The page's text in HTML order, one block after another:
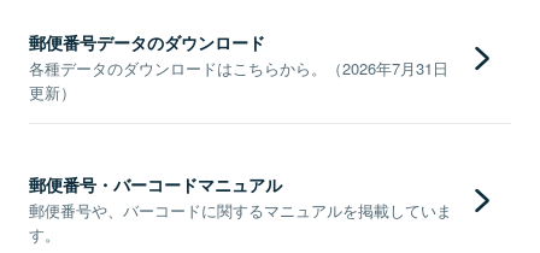
郵便番号データのダウンロード
各種データのダウンロードはこちらから。（2026年7月31日
更新）
郵便番号・バーコードマニュアル
郵便番号や、バーコードに関するマニュアルを掲載していま
す。